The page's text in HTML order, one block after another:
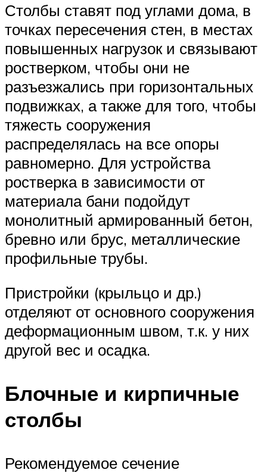
Столбы ставят под углами дома, в
точках пересечения стен, в местах
повышенных нагрузок и связывают
ростверком, чтобы они не
разъезжались при горизонтальных
подвижках, а также для того, чтобы
тяжесть сооружения
распределялась на все опоры
равномерно. Для устройства
ростверка в зависимости от
материала бани подойдут
монолитный армированный бетон,
бревно или брус, металлические
профильные трубы.
Пристройки (крыльцо и др.)
отделяют от основного сооружения
деформационным швом, т.к. у них
другой вес и осадка.
Блочные и кирпичные
столбы
Рекомендуемое сечение